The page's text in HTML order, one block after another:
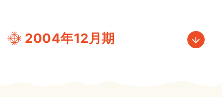
2004年12月期